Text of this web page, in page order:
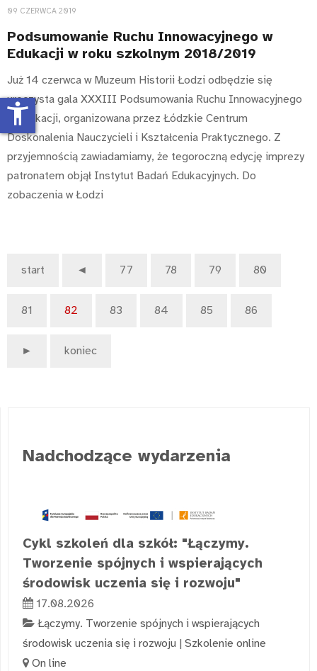
09 CZERWCA 2019
Podsumowanie Ruchu Innowacyjnego w
Edukacji w roku szkolnym 2018/2019
Już 14 czerwca w Muzeum Historii Łodzi odbędzie się
uroczysta gala XXXIII Podsumowania Ruchu Innowacyjnego
w Edukacji, organizowana przez Łódzkie Centrum
Doskonalenia Nauczycieli i Kształcenia Praktycznego. Z
przyjemnością zawiadamiamy, że tegoroczną edycję imprezy
patronatem objął Instytut Badań Edukacyjnych. Do
zobaczenia w Łodzi
start ◄ 77 78 79 80
81 82 83 84 85 86
► koniec
Nadchodzące wydarzenia
Cykl szkoleń dla szkół: "Łączymy.
Tworzenie spójnych i wspierających
środowisk uczenia się i rozwoju"
17.08.2026
Łączymy. Tworzenie spójnych i wspierających
środowisk uczenia się i rozwoju | Szkolenie online
On line
accessibility_new